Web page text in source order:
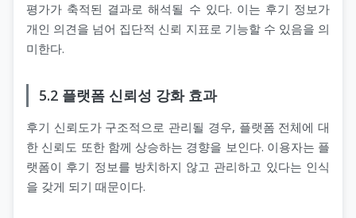
평가가 축적된 결과로 해석될 수 있다. 이는 후기 정보가
개인 의견을 넘어 집단적 신뢰 지표로 기능할 수 있음을 의
미한다.
5.2 플랫폼 신뢰성 강화 효과
후기 신뢰도가 구조적으로 관리될 경우, 플랫폼 전체에 대
한 신뢰도 또한 함께 상승하는 경향을 보인다. 이용자는 플
랫폼이 후기 정보를 방치하지 않고 관리하고 있다는 인식
을 갖게 되기 때문이다.